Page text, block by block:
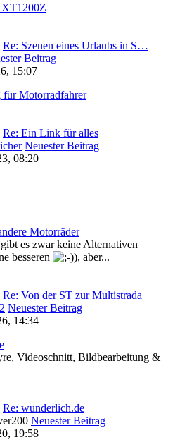
XT1200Z
Re: Szenen eines Urlaubs in S…
Beitrag
15:07
Motorradfahrer
Re: Ein Link für alles
Neuester Beitrag
08:20
Motorräder
es zwar keine Alternativen
besseren
), aber...
Re: Von der ST zur Multistrada
Neuester Beitrag
14:34
Videoschnitt, Bildbearbeitung &
Re: wunderlich.de
Neuester Beitrag
19:58